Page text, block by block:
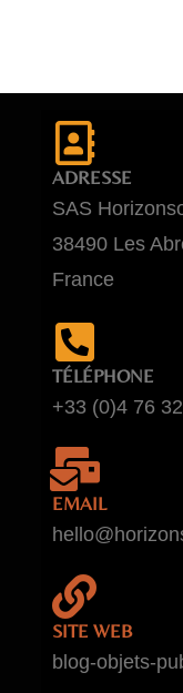
ADRESSE
SAS
38490 Les
France
TÉLÉPHONE
+33 (0)4 76
EMAIL
SITE WEB
blog-objets-